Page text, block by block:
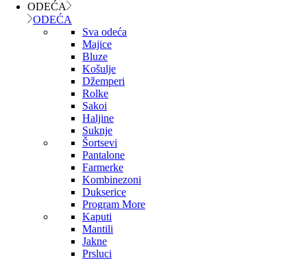
ODEĆA
ODEĆA
Sva odeća
Majice
Bluze
Košulje
Džemperi
Rolke
Sakoi
Haljine
Suknje
Šortsevi
Pantalone
Farmerke
Kombinezoni
Dukserice
Program More
Kaputi
Mantili
Jakne
Prsluci